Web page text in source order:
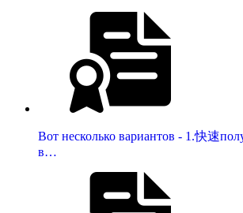
Вот несколько вариантов - 1.快速
в…